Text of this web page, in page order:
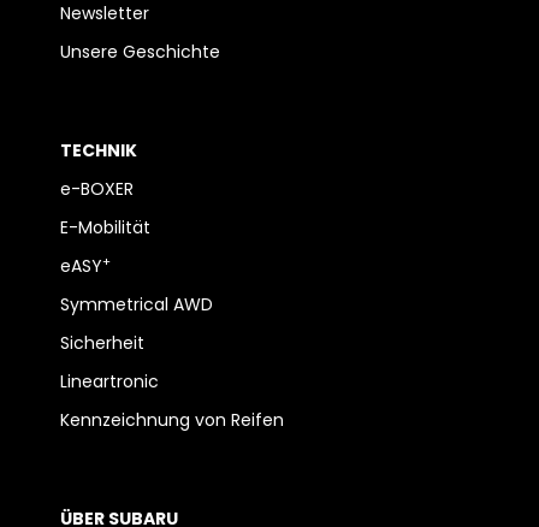
Newsletter
Unsere Geschichte
TECHNIK
e-BOXER
E-Mobilität
eASY+
Symmetrical AWD
Sicherheit
Lineartronic
Kennzeichnung von Reifen
ÜBER SUBARU